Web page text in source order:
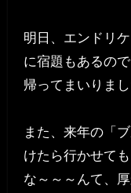
明日、エンドリ
に宿題もあるので
帰ってまいりまし
また、来年の「
けたら行かせて
な～～～んて、